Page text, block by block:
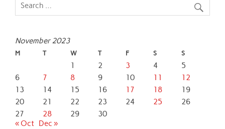
o
r
November 2023
M T W T F S S
1 2 3 4
5
6
7 8 9 10 11
12
13
14 15 16 17 18
19
20
21 22 23 24 25
26
27
28 29
30
« Oct Dec »